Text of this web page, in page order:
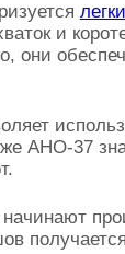
и
они
АНО-37